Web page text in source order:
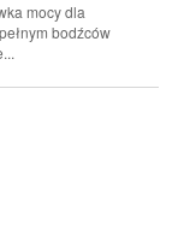
mocy dla
bodźców